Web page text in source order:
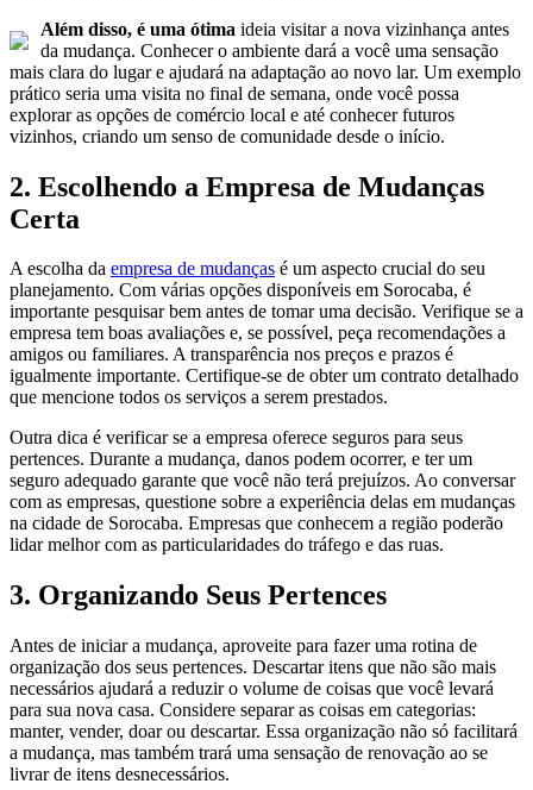
Além disso, é uma ótima ideia visitar a nova vizinhança antes
da mudança. Conhecer o ambiente dará a você uma sensação
mais clara do lugar e ajudará na adaptação ao novo lar. Um exemplo
prático seria uma visita no final de semana, onde você possa
explorar as opções de comércio local e até conhecer futuros
vizinhos, criando um senso de comunidade desde o início.
2. Escolhendo a Empresa de Mudanças
Certa
A escolha da empresa de mudanças é um aspecto crucial do seu
planejamento. Com várias opções disponíveis em Sorocaba, é
importante pesquisar bem antes de tomar uma decisão. Verifique se a
empresa tem boas avaliações e, se possível, peça recomendações a
amigos ou familiares. A transparência nos preços e prazos é
igualmente importante. Certifique-se de obter um contrato detalhado
que mencione todos os serviços a serem prestados.
Outra dica é verificar se a empresa oferece seguros para seus
pertences. Durante a mudança, danos podem ocorrer, e ter um
seguro adequado garante que você não terá prejuízos. Ao conversar
com as empresas, questione sobre a experiência delas em mudanças
na cidade de Sorocaba. Empresas que conhecem a região poderão
lidar melhor com as particularidades do tráfego e das ruas.
3. Organizando Seus Pertences
Antes de iniciar a mudança, aproveite para fazer uma rotina de
organização dos seus pertences. Descartar itens que não são mais
necessários ajudará a reduzir o volume de coisas que você levará
para sua nova casa. Considere separar as coisas em categorias:
manter, vender, doar ou descartar. Essa organização não só facilitará
a mudança, mas também trará uma sensação de renovação ao se
livrar de itens desnecessários.